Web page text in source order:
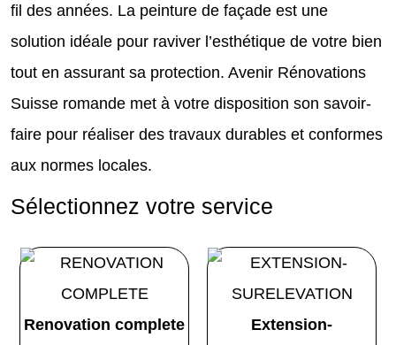
fil des années. La peinture de façade est une
solution idéale pour raviver l’esthétique de votre bien
tout en assurant sa protection. Avenir Rénovations
Suisse romande met à votre disposition son savoir-
faire pour réaliser des travaux durables et conformes
aux normes locales.
Sélectionnez votre service
Renovation complete
Extension-